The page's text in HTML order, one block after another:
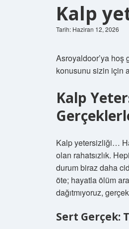
Kalp
Tarih: Haziran 12, 2026
Asroyaldoor’ya hoş
konusunu sizin için
Kalp
Kalp yetersizliği…
olan rahatsızlık.
durum biraz daha
öte; hayatla ölüm
dağıtmıyoruz,
Sert Gerçek: